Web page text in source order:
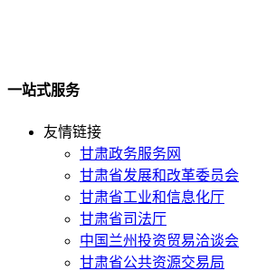
一站式服务
友情链接
甘肃政务服务网
甘肃省发展和改革委员会
甘肃省工业和信息化厅
甘肃省司法厅
中国兰州投资贸易洽谈会
甘肃省公共资源交易局